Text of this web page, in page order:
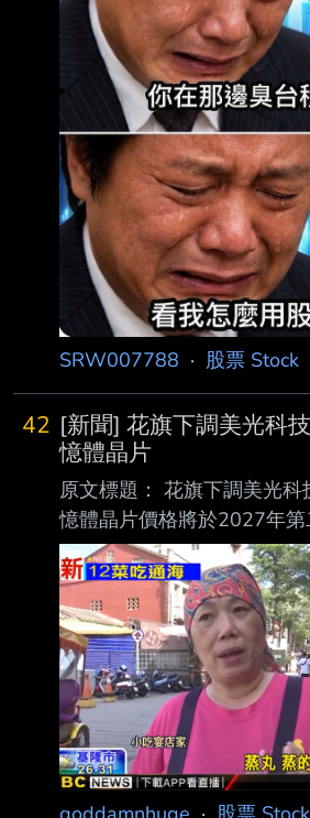
SRW007788 · 股票 Stock
42 [新聞] 花旗下調美光科
憶體晶片
原文標題： 花旗下調美光
憶體晶片價格將於2027年
結： https://
market-news/article-
2026-8-7 下午08:18 記者
Karaahmetovic 原文內容：
（Micron Technology）的
下調至1,150美元， 同時維
由是對明年DRAM及NAND
的預